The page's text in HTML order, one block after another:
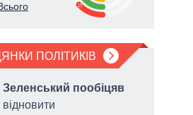
13
ПОЛІТИКІВ
Зеленський пообіцяв
відновити